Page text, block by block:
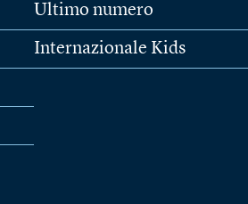
Ultimo numero
Internazionale Kids